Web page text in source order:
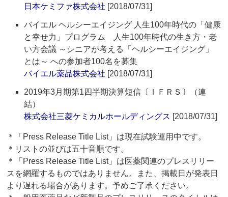
日本ケミファ株式会社 [2018/07/31]
バイエル ヘルシーエイジング 人生100年時代の「健康
と幸せ力」プログラム 人生100年時代の生き方・老
い方会議 ～シニアが考える「ヘルシーエイジング」
とは～ への参加者100名を募集
バイエル薬品株式会社 [2018/07/31]
2019年3月期第1四半期決算短信〔ＩＦＲＳ〕（連
結）
株式会社三菱ケミカルホールディングス [2018/07/31]
＊「Press Release Title List」は現在試験運用中です。
＊リストの並びは五十音順です。
＊「Press Release Title List」は医薬関連のプレスリリー
スを網羅するものではありません。また、掲載日が発表日
より遅れる場合があります。予めご了承ください。